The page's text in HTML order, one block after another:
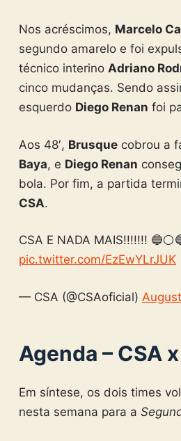
Nos acréscimos, Marcelo
segundo amarelo e foi
técnico interino Adriano
cinco mudanças. Sendo
esquerdo Diego Renan foi
Aos 48′, Brusquecobrou a
Baya, e Diego Renan
bola. Por fim, a partida
CSA.
CSA E NADA MAIS!!!!!!!
pic.twitter.com/EzEwYLrJUK
— CSA (@CSAoficial)
Agenda – CSA
Em síntese, os dois times
nesta semana para a